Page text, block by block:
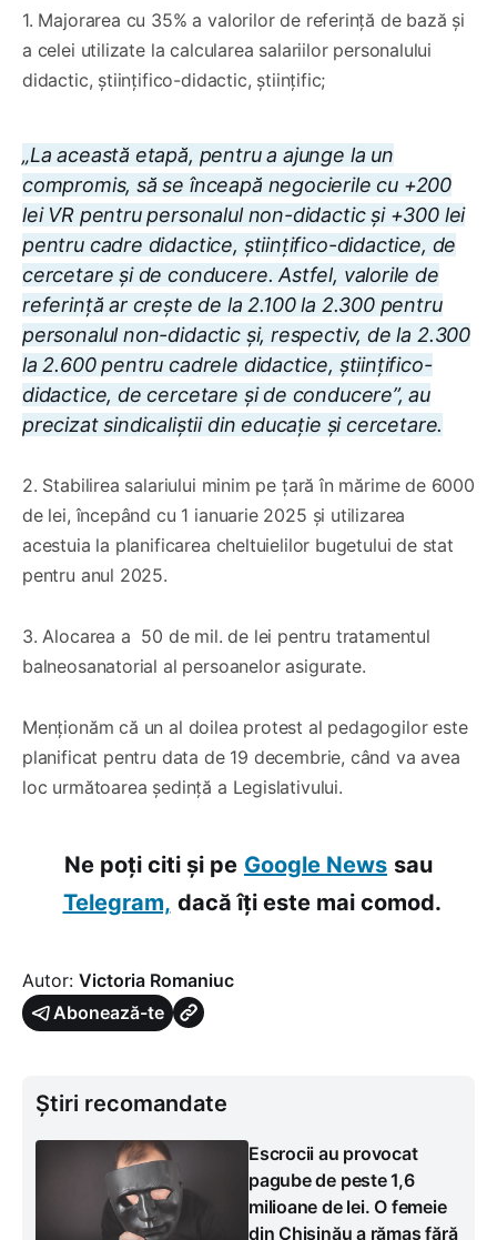
1. Majorarea cu 35% a valorilor de referință de bază și
a celei utilizate la calcularea salariilor personalului
didactic, ştiinţifico-didactic, științific;
„La această etapă, pentru a ajunge la un
compromis, să se înceapă negocierile cu +200
lei VR pentru personalul non-didactic și +300 lei
pentru cadre didactice, științifico-didactice, de
cercetare și de conducere. Astfel, valorile de
referință ar crește de la 2.100 la 2.300 pentru
personalul non-didactic și, respectiv, de la 2.300
la 2.600 pentru cadrele didactice, științifico-
didactice, de cercetare și de conducere”, au
precizat sindicaliștii din educație și cercetare.
2. Stabilirea salariului minim pe țară în mărime de 6000
de lei, începând cu 1 ianuarie 2025 și utilizarea
acestuia la planificarea cheltuielilor bugetului de stat
pentru anul 2025.
3. Alocarea a 50 de mil. de lei pentru tratamentul
balneosanatorial al persoanelor asigurate.
Menționăm că un al doilea protest al pedagogilor este
planificat pentru data de 19 decembrie, când va avea
loc următoarea ședință a Legislativului.
Ne poți citi și pe Google News sau
Telegram, dacă îți este mai comod.
Autor: Victoria Romaniuc
Abonează-te
Știri recomandate
Escrocii au provocat
pagube de peste 1,6
milioane de lei. O femeie
din Chișinău a rămas fără